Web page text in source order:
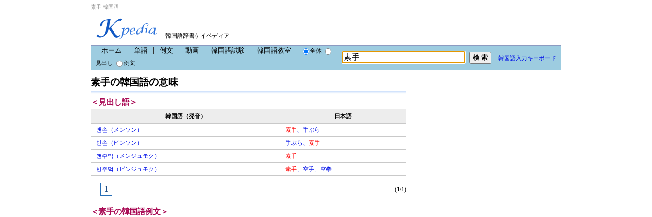
素手 韓国語
韓国語辞書ケイペディア
ホーム 単語 例文 動画 韓国語試験 韓国語教室
全体
見出し
例文
韓国語入力キーボード
素手の韓国語の意味
＜見出し語＞
韓国語（発音）
日本語
맨손（メンソン）
素手、手ぶら
빈손（ピンソン）
手ぶら、 素手
맨주먹（メンジュモク）
素手
빈주먹（ピンジュモク）
素手、空手、空拳
1 (1/1)
＜素手の韓国語例文＞